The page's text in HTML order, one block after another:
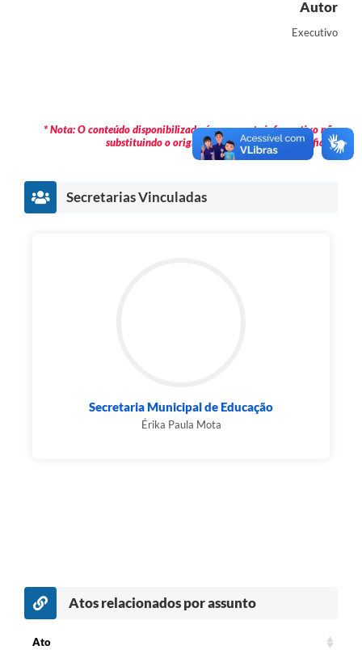
Autor
Executivo
* Nota: O conteúdo disponibilizado é meramente informativo não
substituindo o original publicado em Diário Oficial.
Secretarias Vinculadas
Secretaria Municipal de Educação
Érika Paula Mota
Atos relacionados por assunto
Ato